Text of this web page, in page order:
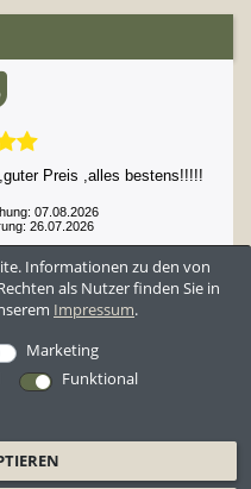
Preis ,alles bestens!!!!!
07.08.2026
26.07.2026
Informationen zu den von
als Nutzer finden Sie in
Impressum.
Marketing
Funktional
Widerrufsformular